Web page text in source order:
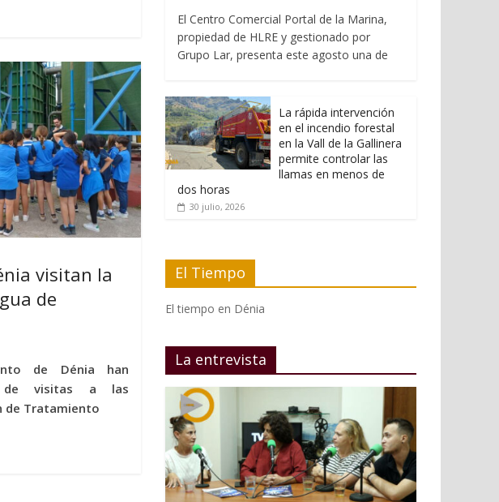
visitan la
de
de Dénia han
de visitas a las
de Tratamiento
El Centro Comercial Portal de la Marina,
propiedad de HLRE y gestionado por
Grupo Lar, presenta este agosto una de
La rápida intervención
en el incendio forestal
en la Vall de la Gallinera
permite controlar las
llamas en menos de
dos horas
30 julio, 2026
El Tiempo
El tiempo en Dénia
La entrevista